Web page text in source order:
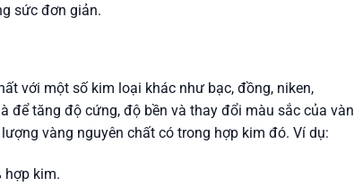
sức đơn giản.
với một số kim loại khác như bạc, đồng, niken,
để tăng độ cứng, độ bền và thay đổi màu sắc của
vàng nguyên chất có trong hợp kim đó. Ví dụ:
hợp kim.